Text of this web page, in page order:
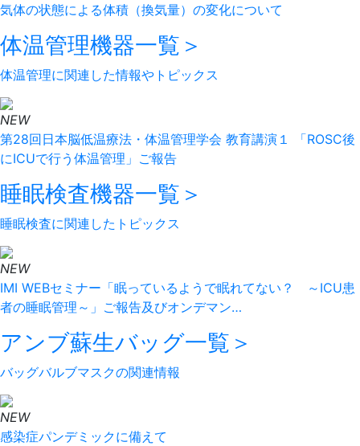
気体の状態による体積（換気量）の変化について
体温管理機器一覧＞
体温管理に関連した情報やトピックス
NEW
第28回日本脳低温療法・体温管理学会 教育講演１ 「ROSC後
にICUで行う体温管理」ご報告
睡眠検査機器一覧＞
睡眠検査に関連したトピックス
NEW
IMI WEBセミナー「眠っているようで眠れてない？ ～ICU患
者の睡眠管理～」ご報告及びオンデマン…
アンブ蘇生バッグ一覧＞
バッグバルブマスクの関連情報
NEW
感染症パンデミックに備えて